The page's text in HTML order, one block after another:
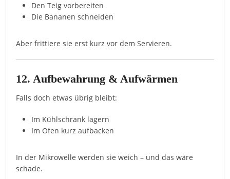
Den Teig vorbereiten
Die Bananen schneiden
Aber frittiere sie erst kurz vor dem Servieren.
12. Aufbewahrung & Aufwärmen
Falls doch etwas übrig bleibt:
Im Kühlschrank lagern
Im Ofen kurz aufbacken
In der Mikrowelle werden sie weich – und das wäre
schade.